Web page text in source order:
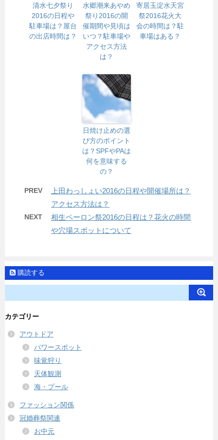
清水七夕祭り
2016の日程や
駐車場は？屋台
の出店時間は？
水郷潮来あやめ
祭り2016の開
催期間や見頃は
いつ？駐車場や
アクセス方法
は？
寄居玉淀水天宮
祭2016花火大
会の時間は？駐
車場はある？
日焼け止めの選
び方のポイント
は？SPFやPAは
何を意味する
の？
PREV
上田わっしょい2016の日程や開催場所は？
アクセス方法は？
NEXT
相生ペーロン祭2016の日程は？花火の時間
や穴場スポットについて
購読する
カテゴリー
アウトドア
パワースポット
味覚狩り
天体観測
海・プール
ファッション関係
冠婚葬祭関連
お中元